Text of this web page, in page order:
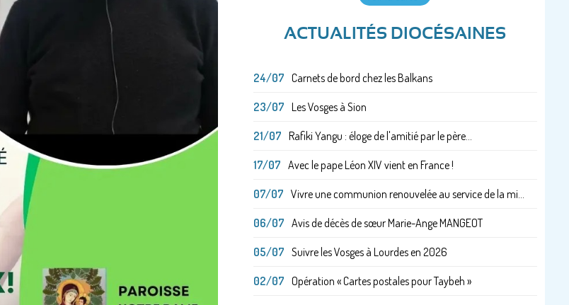
ACTUALITÉS DIOCÉSAINES
24/07 Carnets de bord chez les Balkans
23/07 Les Vosges à Sion
21/07 Rafiki Yangu : éloge de l'amitié par le père...
17/07 Avec le pape Léon XIV vient en France !
07/07 Vivre une communion renouvelée au service de la mi...
06/07 Avis de décès de sœur Marie-Ange MANGEOT
05/07 Suivre les Vosges à Lourdes en 2026
02/07 Opération « Cartes postales pour Taybeh »